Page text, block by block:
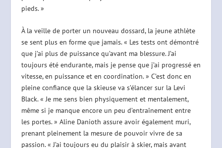
pieds. »
À la veille de porter un nouveau dossard, la jeune athlète
se sent plus en forme que jamais. « Les tests ont démontré
que j’ai plus de puissance qu’avant ma blessure. J’ai
toujours été endurante, mais je pense que j’ai progressé en
vitesse, en puissance et en coordination. » C’est donc en
pleine confiance que la skieuse va s’élancer sur la Levi
Black. « Je me sens bien physiquement et mentalement,
même si je manque encore un peu d’entraînement entre
les portes. » Aline Danioth assure avoir également muri,
prenant pleinement la mesure de pouvoir vivre de sa
passion. « J’ai toujours eu du plaisir à skier, mais avant